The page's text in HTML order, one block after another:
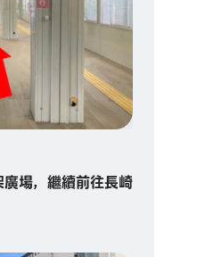
場，繼續前往長崎